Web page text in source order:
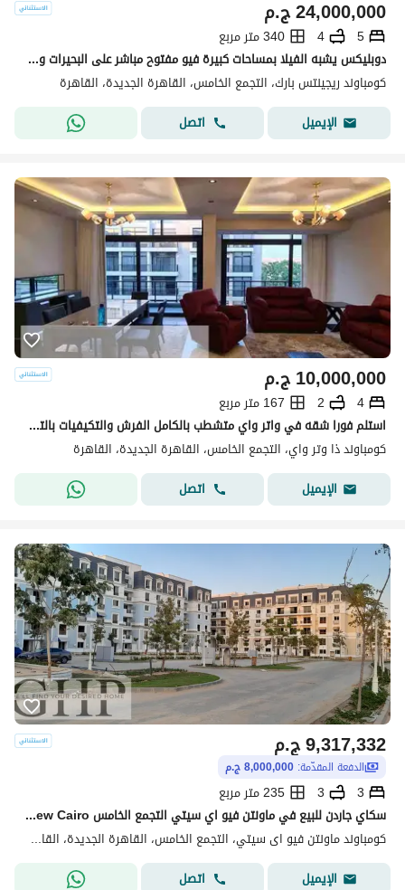
ج.م24,000,000
5
4
340 متر مربع
دوبليكس يشبه الفيلا بمساحات كبيرة فيو مفتوح مباشر على البحيرات ولاند سكيب بخصم على الكاش يصل 40%
كومباوند ريجينتس بارك، التجمع الخامس، القاهرة الجديدة، القاهرة
الإيميل
اتصل
ج.م10,000,000
4
2
167 متر مربع
استلم فورا شقه في واتر واي متشطب بالكامل الفرش والتكيفيات بالتقسيط water way
كومباوند ذا وتر واي، التجمع الخامس، القاهرة الجديدة، القاهرة
الإيميل
اتصل
ج.م9,317,332
الدفعة المقدّمة: 8,000,000 ج.م
3
3
235 متر مربع
سكاي جاردن للبيع في ماونتن فيو اي سيتي التجمع الخامس Mountain View I-City New Cairo
كومباوند ماونتن فيو اى سيتي، التجمع الخامس، القاهرة الجديدة، القاهرة
الإيميل
اتصل